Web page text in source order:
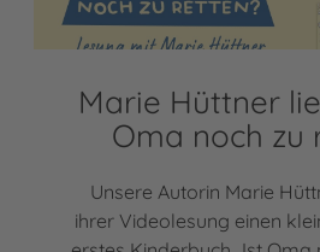
Marie Hüttner
Oma noch zu
Unsere Autorin Marie
ihrer Videolesung einen